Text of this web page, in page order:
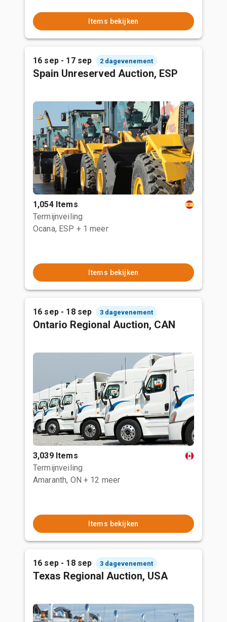
Items bekijken
16 sep - 17 sep 2 dagevenement
Spain Unreserved Auction, ESP
1,054 Items
Termijnveiling
Ocana, ESP + 1 meer
Items bekijken
16 sep - 18 sep 3 dagevenement
Ontario Regional Auction, CAN
3,039 Items
Termijnveiling
Amaranth, ON + 12 meer
Items bekijken
16 sep - 18 sep 3 dagevenement
Texas Regional Auction, USA